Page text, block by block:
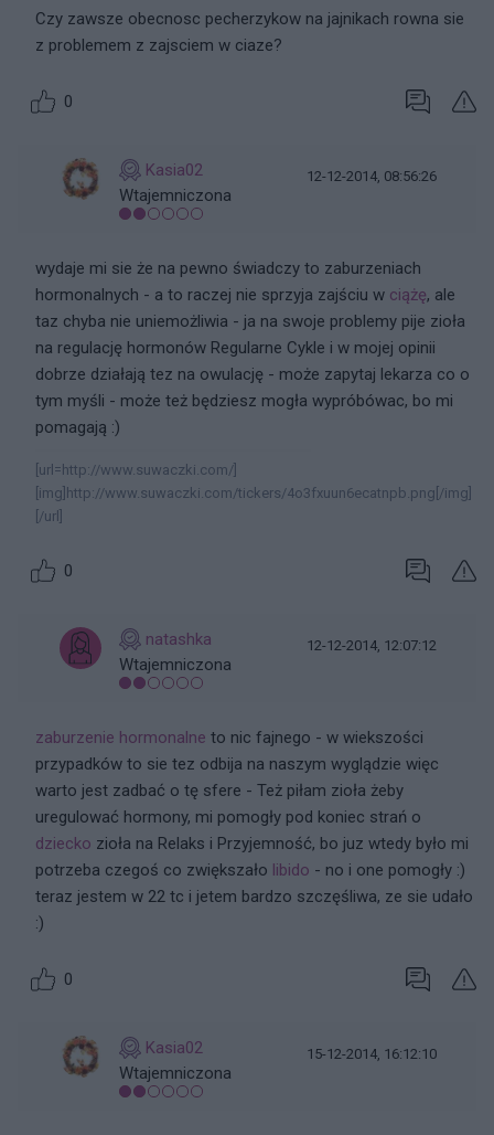
Czy zawsze obecnosc pecherzykow na jajnikach rowna sie
z problemem z zajsciem w ciaze?
0
Kasia02
Wtajemniczona
12-12-2014, 08:56:26
wydaje mi sie że na pewno świadczy to zaburzeniach
hormonalnych - a to raczej nie sprzyja zajściu w ciążę, ale
taz chyba nie uniemożliwia - ja na swoje problemy pije zioła
na regulację hormonów Regularne Cykle i w mojej opinii
dobrze działają tez na owulację - może zapytaj lekarza co o
tym myśli - może też będziesz mogła wypróbówac, bo mi
pomagają :)
[url=http://www.suwaczki.com/]
[img]http://www.suwaczki.com/tickers/4o3fxuun6ecatnpb.png[/img]
[/url]
0
natashka
Wtajemniczona
12-12-2014, 12:07:12
zaburzenie hormonalne to nic fajnego - w wiekszości
przypadków to sie tez odbija na naszym wyglądzie więc
warto jest zadbać o tę sfere - Też piłam zioła żeby
uregulować hormony, mi pomogły pod koniec strań o
dziecko zioła na Relaks i Przyjemność, bo juz wtedy było mi
potrzeba czegoś co zwiększało libido - no i one pomogły :)
teraz jestem w 22 tc i jetem bardzo szczęśliwa, ze sie udało
:)
0
Kasia02
Wtajemniczona
15-12-2014, 16:12:10